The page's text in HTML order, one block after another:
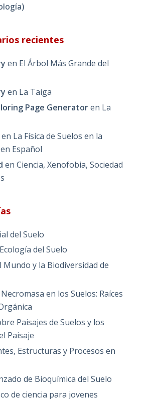
recientes
en El Árbol Más Grande del
en La Taiga
Page Generatoren La
en La Física de Suelos en la
Español
en Ciencia, Xenofobia, Sociedad
del Suelo
del Suelo
Mundo y la Biodiversidad de
en los Suelos: Raíces
Paisajes de Suelos y los
Paisaje
Estructuras y Procesos en
de Bioquímica del Suelo
de ciencia para jovenes